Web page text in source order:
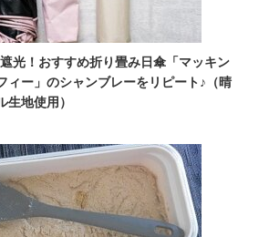
光！おすすめ折り畳み日傘「マッキン
ィー」のシャンブレーをリピート♪（晴
地使用）